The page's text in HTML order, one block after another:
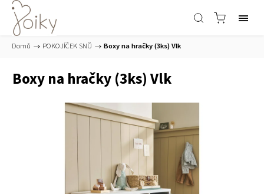
Domů / POKOJÍČEK SNŮ / Boxy na hračky (3ks) Vlk
Boxy na hračky (3ks) Vlk